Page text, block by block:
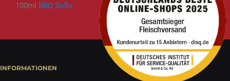
100ml BBQ Soße
INFORMATIONEN